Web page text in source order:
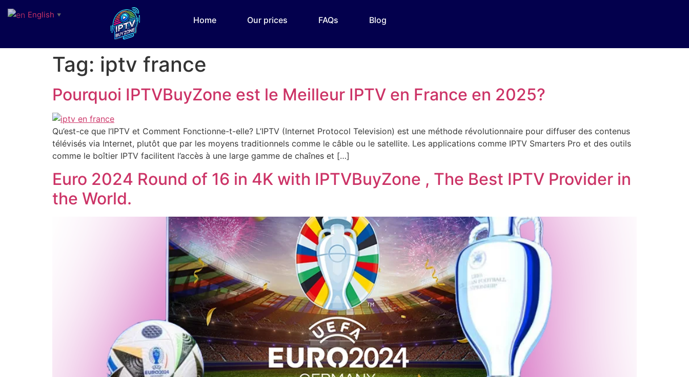
Home Our prices FAQs Blog
Tag: iptv france
Pourquoi IPTVBuyZone est le Meilleur IPTV en France en 2025?
Qu’est-ce que l’IPTV et Comment Fonctionne-t-elle? L’IPTV (Internet Protocol Television) est une méthode révolutionnaire pour diffuser des contenus
télévisés via Internet, plutôt que par les moyens traditionnels comme le câble ou le satellite. Les applications comme IPTV Smarters Pro et des outils
comme le boîtier IPTV facilitent l’accès à une large gamme de chaînes et […]
Euro 2024 Round of 16 in 4K with IPTVBuyZone , The Best IPTV Provider in
the World.
English ▼